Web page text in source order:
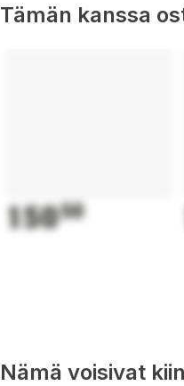
Tämän kanssa
15050
Nämä voisivat